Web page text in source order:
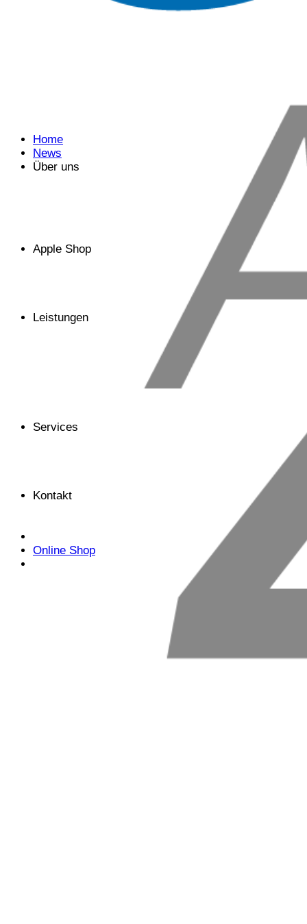
Home
News
Über uns
Apple Shop
Leistungen
Services
Kontakt
Online Shop